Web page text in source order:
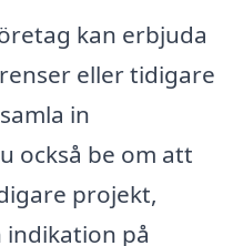
kan erbjuda
eller tidigare
in
också be om att
projekt,
indikation på